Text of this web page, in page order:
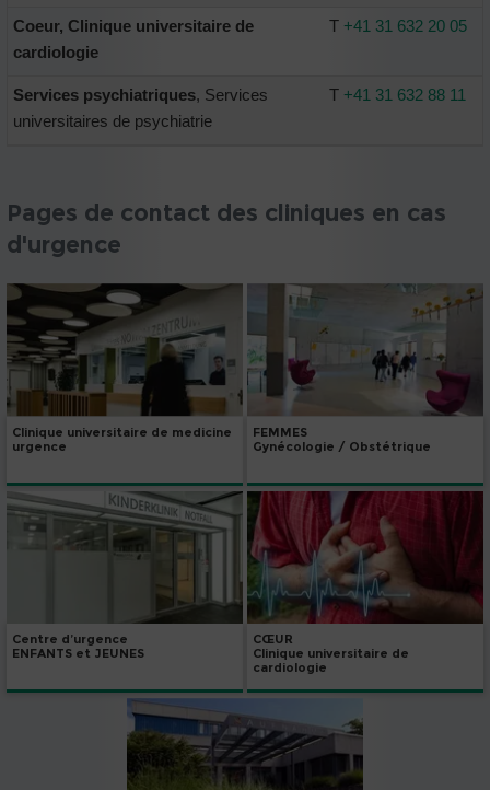
Coeur, Clinique universitaire de
cardiologie
T +41 31 632 20 05
Services psychiatriques, Services
universitaires de psychiatrie
T +41 31 632 88 11
Pages de contact des cliniques en cas
d'urgence
Clinique universitaire de medicine
urgence
FEMMES
Gynécologie / Obstétrique
Centre d’urgence
ENFANTS et JEUNES
CŒUR
Clinique universitaire de
cardiologie